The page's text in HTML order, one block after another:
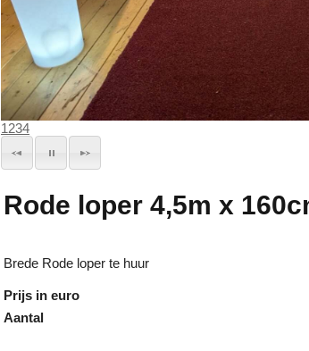
1234
Rode loper 4,5m x
Brede Rode loper te huur
Prijs in euro
Aantal